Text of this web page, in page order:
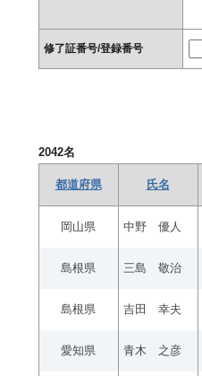
修了証番号/登録番号
2042名
都道府県 氏名
岡山県 中野 優人
島根県 三島 敬治
島根県 吉田 幸夫
愛知県 青木 之彦